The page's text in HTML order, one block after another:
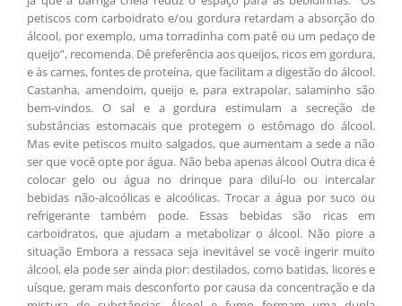
petiscos com carboidrato e/ou gordura retardam a absorção do
álcool, por exemplo, uma torradinha com patê ou um pedaço de
queijo”, recomenda. Dê preferência aos queijos, ricos em gordura,
e às carnes, fontes de proteína, que facilitam a digestão do álcool.
Castanha, amendoim, queijo e, para extrapolar, salaminho são
bem-vindos. O sal e a gordura estimulam a secreção de
substâncias estomacais que protegem o estômago do álcool.
Mas evite petiscos muito salgados, que aumentam a sede a não
ser que você opte por água. Não beba apenas álcool Outra dica é
colocar gelo ou água no drinque para diluí-lo ou intercalar
bebidas não-alcoólicas e alcoólicas. Trocar a água por suco ou
refrigerante também pode. Essas bebidas são ricas em
carboidratos, que ajudam a metabolizar o álcool. Não piore a
situação Embora a ressaca seja inevitável se você ingerir muito
álcool, ela pode ser ainda pior: destilados, como batidas, licores e
uísque, geram mais desconforto por causa da concentração e da